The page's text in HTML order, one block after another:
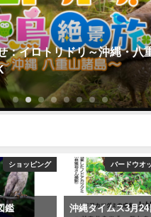
：イロトリドリ～沖縄・八
ショッピング
鑑
バードウオ
沖縄タイムス3月